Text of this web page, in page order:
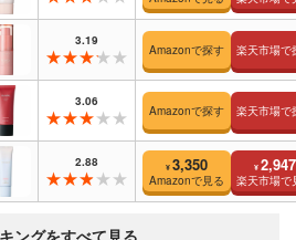
3.19
Amazonで探す 楽天市場で
3.06
Amazonで探す 楽天市場で
2.88 ¥ 3,350
Amazonで見る
¥ 2,947
楽天市場で